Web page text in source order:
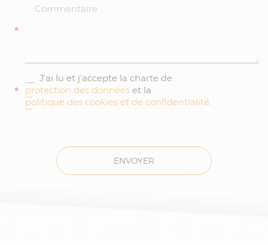
*
*
J'ai lu et j'accepte la charte de
protection des données et la
politique des cookies et de confidentialité.
ENVOYER